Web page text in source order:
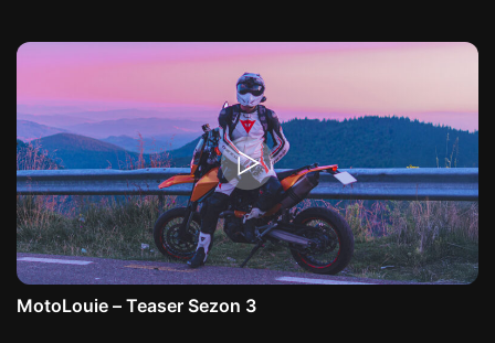
MotoLouie – Teaser Sezon 3